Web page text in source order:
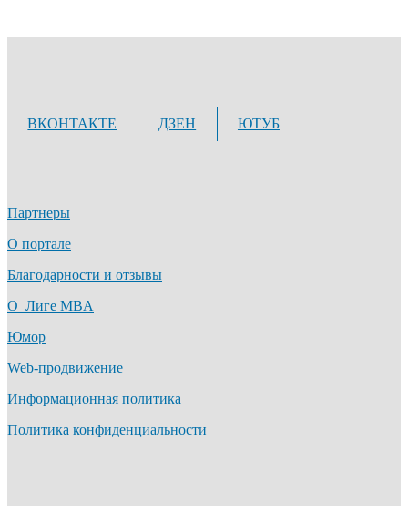
ВКОНТАКТЕ ДЗЕН ЮТУБ
Партнеры
О портале
Благодарности и отзывы
О Лиге MBA
Юмор
Web-продвижение
Информационная политика
Политика конфиденциальности